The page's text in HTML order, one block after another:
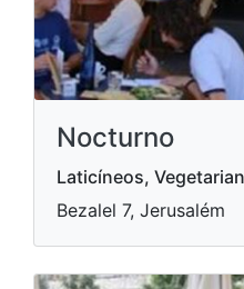
Nocturno
Laticíneos,
Bezalel 7, Jerusalém